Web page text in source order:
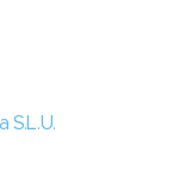
S.L.U.